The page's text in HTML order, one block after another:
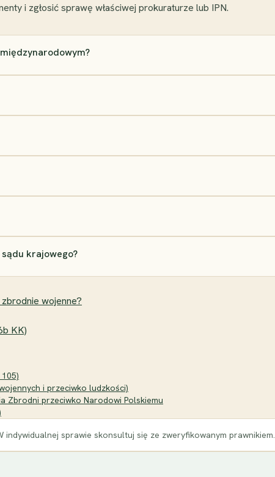
i zgłosić sprawę właściwej prokuraturze lub IPN.
krajowego?
wojenne?
KK)
i przeciwko ludzkości)
Zbrodni przeciwko Narodowi Polskiemu
sprawie skonsultuj się ze zweryfikowanym prawnikiem.